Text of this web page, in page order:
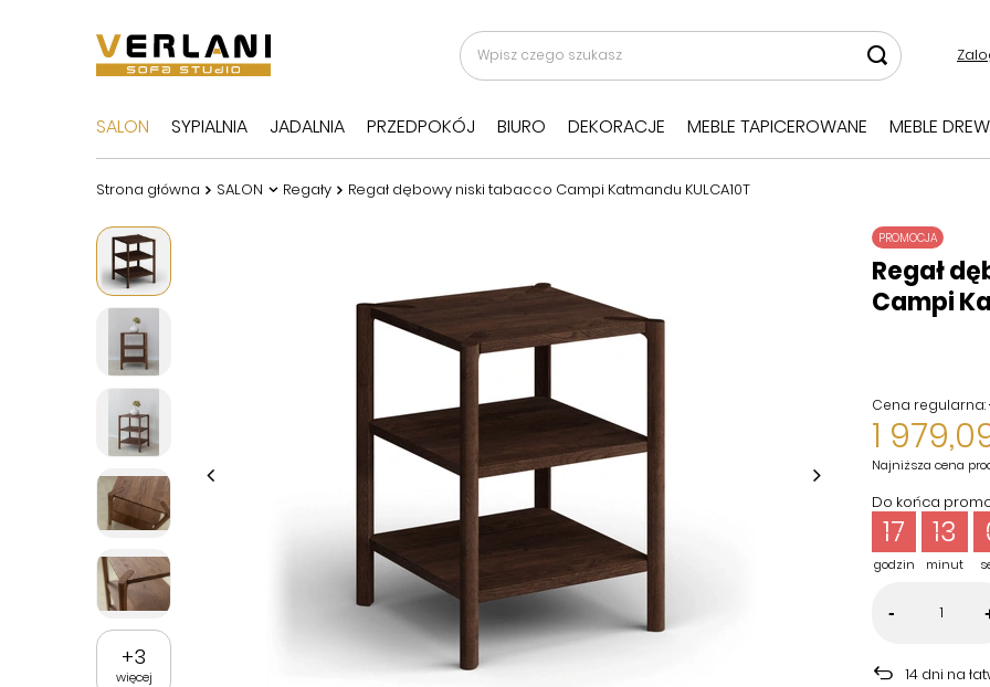
SALON SYPIALNIA JADALNIA PRZEDPOKÓJ BIURO DEKORACJE MEBLE TAPICEROWANE MEBLE
Strona główna SALON Regały Regał dębowy niski tabacco Campi Katmandu KULCA10T
+3
więcej
PROMOCJA
Regał
Campi
Cena regularna:
1
Najniższa cena
Do końca
godzin
17
minut
12
-
14 dni na